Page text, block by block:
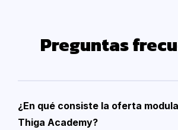
Preguntas
¿En qué consiste la oferta
Thiga Academy?